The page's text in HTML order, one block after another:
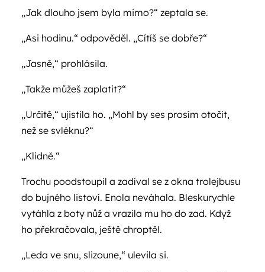
„Jak dlouho jsem byla mimo?“ zeptala se.
„Asi hodinu.“ odpověděl. „Cítíš se dobře?“
„Jasně,“ prohlásila.
„Takže můžeš zaplatit?“
„Určitě,“ ujistila ho. „Mohl by ses prosím otočit,
než se svléknu?“
„Klidně.“
Trochu poodstoupil a zadíval se z okna trolejbusu
do bujného listoví. Enola neváhala. Bleskurychle
vytáhla z boty nůž a vrazila mu ho do zad. Když
ho překračovala, ještě chroptěl.
„Leda ve snu, slizoune,“ ulevila si.